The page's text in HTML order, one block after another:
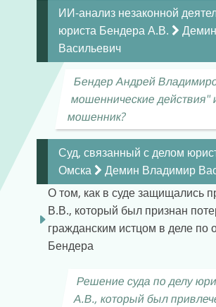
ИИ-анализ незаконной
юриста Бендера А.В.
Васильевич
Бендер Андрей
мошеннические действия"
мошенник?
Суд, связанный с делом
Омска
Демин Владимир
О том, как в суде защищались
В.В., который был признан
гражданским истцом в деле по
Бендера
Решение суда по делу
А.В., который был